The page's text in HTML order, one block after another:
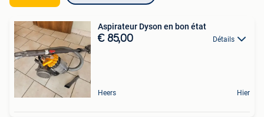
Aspirateur Dyson en bon état
€ 85,00 Détails
Heers Hier